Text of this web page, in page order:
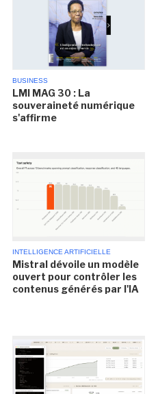
BUSINESS
LMI MAG 30 : La
souveraineté numérique
s'affirme
INTELLIGENCE ARTIFICIELLE
Mistral dévoile un modèle
ouvert pour contrôler les
contenus générés par l'IA